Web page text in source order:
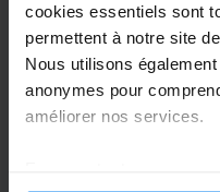
cookies essentiels sont
permettent à notre site
Nous utilisons
anonymes pour
améliorer nos services.
Navette extérieure